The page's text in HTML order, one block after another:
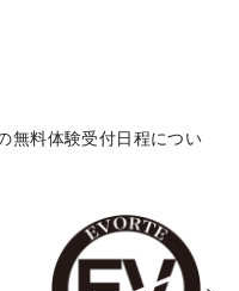
無料体験受付日程につい